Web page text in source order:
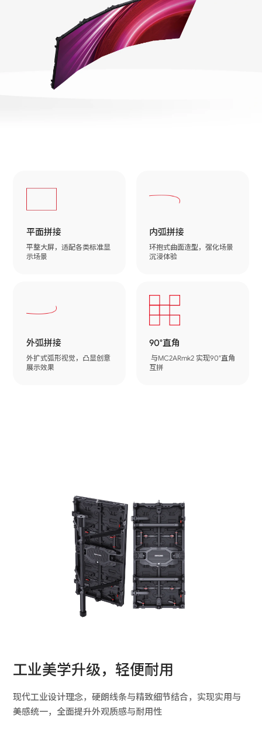
平面拼接
平整大屏，适配各类标准显
示场景
内弧拼接
环抱式曲面造型，强化场景
沉浸体验
外弧拼接
外扩式弧形视觉，凸显创意
展示效果
90°直角
与MC2ARmk2 实现90°直角
互拼
工业美学升级，轻便耐用
现代工业设计理念，硬朗线条与精致细节结合，实现实用与
美感统一，全面提升外观质感与耐用性